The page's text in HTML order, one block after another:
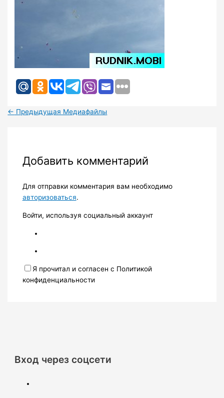
← Предыдущая Медиафайлы
Добавить комментарий
Для отправки комментария вам необходимо
авторизоваться.
Войти, используя социальный аккаунт
Я прочитал и согласен с Политикой
конфиденциальности
Вход через соцсети